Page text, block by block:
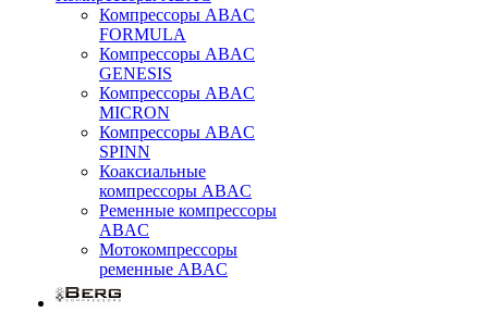
Компрессоры ABAC
FORMULA
Компрессоры ABAC
GENESIS
Компрессоры ABAC
MICRON
Компрессоры ABAC
SPINN
Коаксиальные
компрессоры ABAC
Ременные компрессоры
ABAC
Мотокомпрессоры
ременные ABAC